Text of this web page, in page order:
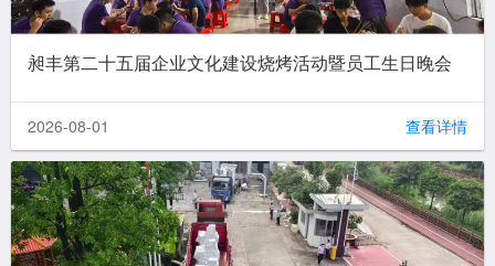
昶丰第二十五届企业文化建设烧烤活动暨员工生日晚会
2026-08-01 查看详情